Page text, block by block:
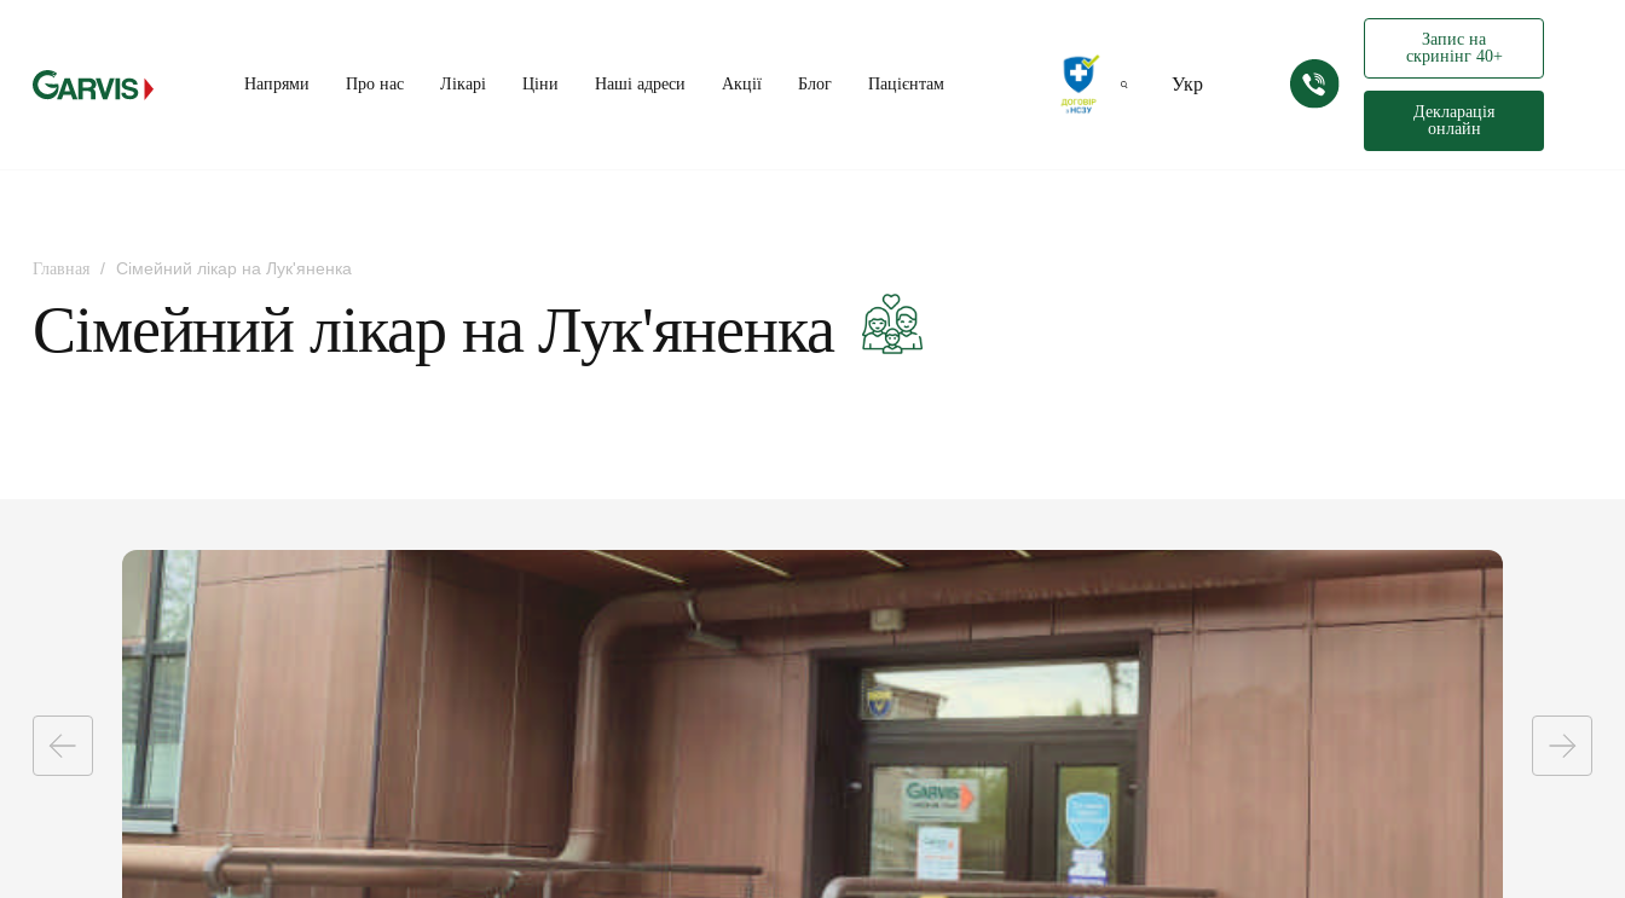
Напрями Про нас Лікарі Ціни Наші адреси Акції Блог Пацієнтам Укр
Запис на
скринінг 40+
Декларація
онлайн
Главная / Сімейний лікар на Лук'яненка
Сімейний лікар на Лук'яненка